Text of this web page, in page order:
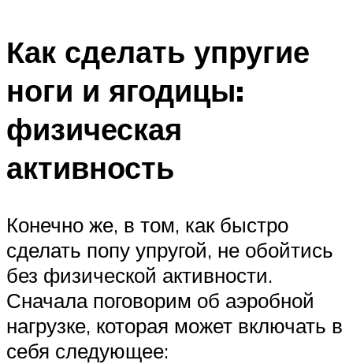
Как сделать упругие
ноги и ягодицы:
физическая
активность
Конечно же, в том, как быстро
сделать попу упругой, не обойтись
без физической активности.
Сначала поговорим об аэробной
нагрузке, которая может включать в
себя следующее: